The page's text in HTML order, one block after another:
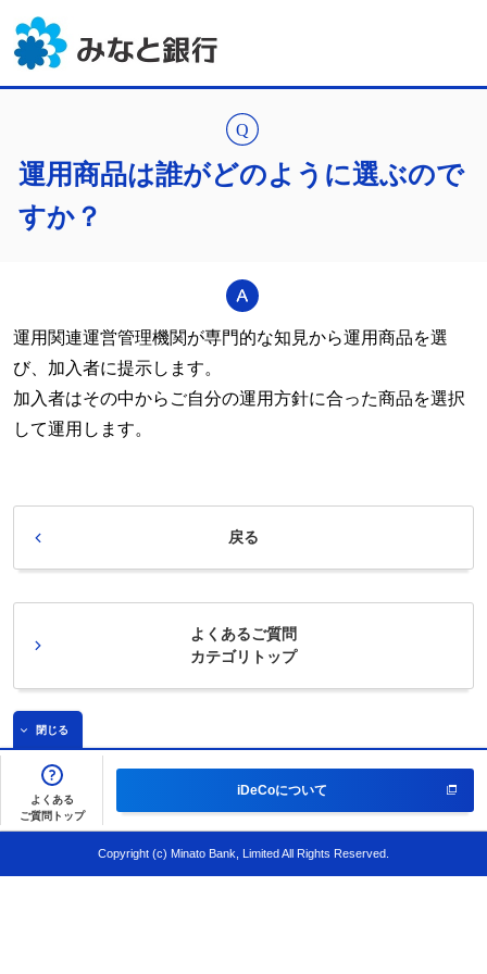
運用商品は誰がどのように選ぶので
すか？
運用関連運営管理機関が専門的な知見から運用商品を選
び、加入者に提示します。
加入者はその中からご自分の運用方針に合った商品を選択
して運用します。
戻る
よくあるご質問
カテゴリトップ
閉じる
よくある
ご質問トップ
iDeCoについて
Copyright (c) Minato Bank, Limited All Rights Reserved.